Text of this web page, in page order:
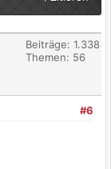
Beiträge: 1.338
Themen: 56
#6